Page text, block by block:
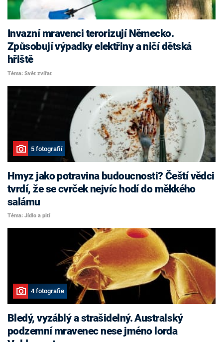
Invazní mravenci terorizují Německo.
Způsobují výpadky elektřiny a ničí dětská
hřiště
Téma: Svět zvířat
5 fotografií
Hmyz jako potravina budoucnosti? Čeští vědci
tvrdí, že se cvrček nejvíc hodí do měkkého
salámu
Téma: Jídlo a pití
4 fotografie
Bledý, vyzáblý a strašidelný. Australský
podzemní mravenec nese jméno lorda